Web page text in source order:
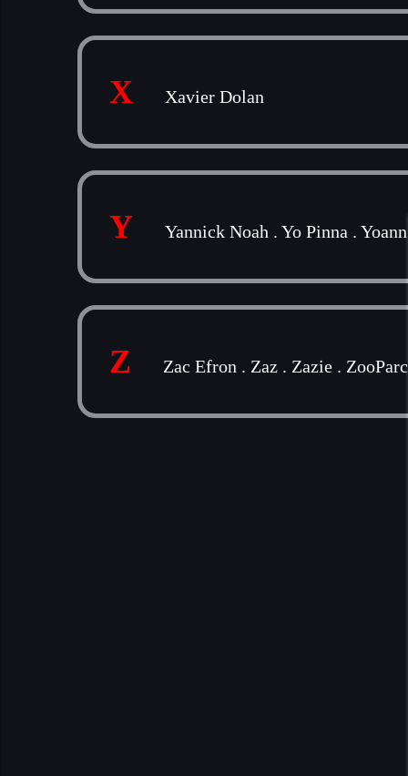
X Xavier Dolan
Y Yannick Noah . Yo Pinna .
Z Zac Efron . Zaz . Zazie .